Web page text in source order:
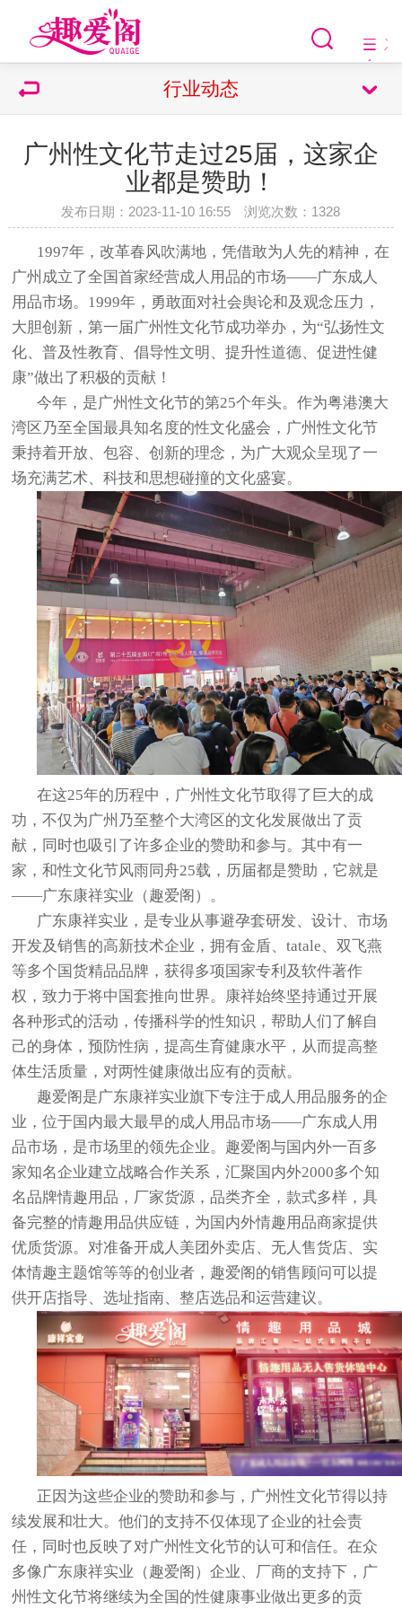
行业动态
广州性文化节走过25届，这家企
业都是赞助！
发布日期：2023-11-10 16:55 浏览次数： 1328
1997年，改革春风吹满地，凭借敢为人先的精神，在
广州成立了全国首家经营成人用品的市场——广东成人
用品市场。1999年，勇敢面对社会舆论和及观念压力，
大胆创新，第一届广州性文化节成功举办，为“弘扬性文
化、普及性教育、倡导性文明、提升性道德、促进性健
康”做出了积极的贡献！
今年，是广州性文化节的第25个年头。作为粤港澳大
湾区乃至全国最具知名度的性文化盛会，广州性文化节
秉持着开放、包容、创新的理念，为广大观众呈现了一
场充满艺术、科技和思想碰撞的文化盛宴。
在这25年的历程中，广州性文化节取得了巨大的成
功，不仅为广州乃至整个大湾区的文化发展做出了贡
献，同时也吸引了许多企业的赞助和参与。其中有一
家，和性文化节风雨同舟25载，历届都是赞助，它就是
——广东康祥实业（趣爱阁）。
广东康祥实业，是专业从事避孕套研发、设计、市场
开发及销售的高新技术企业，拥有金盾、tatale、双飞燕
等多个国货精品品牌，获得多项国家专利及软件著作
权，致力于将中国套推向世界。康祥始终坚持通过开展
各种形式的活动，传播科学的性知识，帮助人们了解自
己的身体，预防性病，提高生育健康水平，从而提高整
体生活质量，对两性健康做出应有的贡献。
趣爱阁是广东康祥实业旗下专注于成人用品服务的企
业，位于国内最大最早的成人用品市场——广东成人用
品市场，是市场里的领先企业。趣爱阁与国内外一百多
家知名企业建立战略合作关系，汇聚国内外2000多个知
名品牌情趣用品，厂家货源，品类齐全，款式多样，具
备完整的情趣用品供应链，为国内外情趣用品商家提供
优质货源。对准备开成人美团外卖店、无人售货店、实
体情趣主题馆等等的创业者，趣爱阁的销售顾问可以提
供开店指导、选址指南、整店选品和运营建议。
正因为这些企业的赞助和参与，广州性文化节得以持
续发展和壮大。他们的支持不仅体现了企业的社会责
任，同时也反映了对广州性文化节的认可和信任。在众
多像广东康祥实业（趣爱阁）企业、厂商的支持下，广
州性文化节将继续为全国的性健康事业做出更多的贡